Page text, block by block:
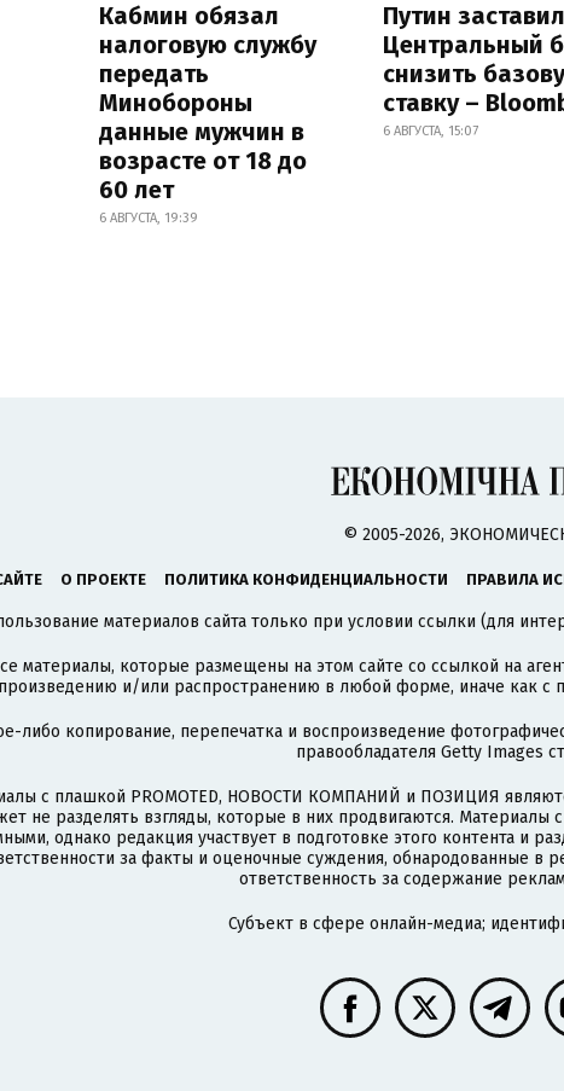
Кабмин обязал
налоговую службу
передать
Минобороны
данные мужчин в
возрасте от 18 до
60 лет
6 АВГУСТА, 19:39
Путин заставил
Центральный
снизить
ставку –
6 АВГУСТА, 15:07
© 2005-2026,
О ПРОЕКТЕ ПОЛИТИКА КОНФИДЕНЦИАЛЬНОСТИ ПРАВИЛА
материалов сайта только при условии ссылки (для
материалы, которые размещены на этом сайте со ссылкой на
и/или распространению в любой форме, иначе как с
либо копирование, перепечатка и воспроизведение
правообладателя Getty Images
с плашкой PROMOTED, НОВОСТИ КОМПАНИЙ и ПОЗИЦИЯ
не разделять взгляды, которые в них продвигаются.
однако редакция участвует в подготовке этого контента и
за факты и оценочные суждения, обнародованные в
ответственность за содержание
Субъект в сфере онлайн-медиа;